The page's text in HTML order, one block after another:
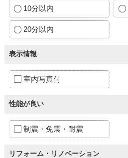
10分以内
20分以内
表示情報
室内写真付
性能が良い
制震・免震・耐震
リフォーム・リノベーション